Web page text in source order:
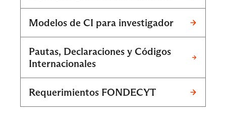
Modelos de CI para investigador
Pautas, Declaraciones y Códigos
Internacionales
Requerimientos FONDECYT